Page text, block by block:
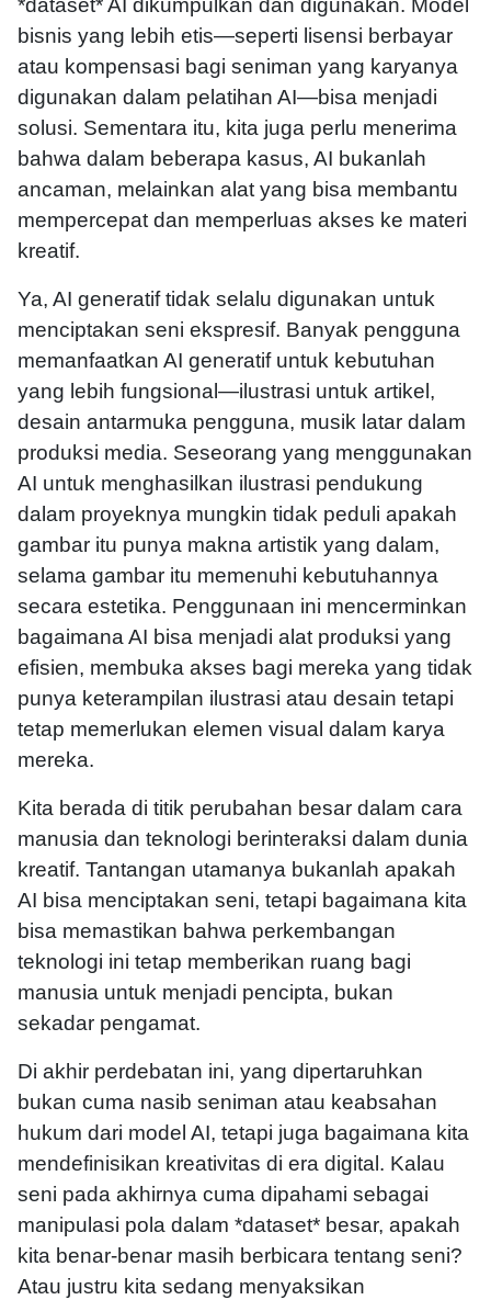
*dataset* AI dikumpulkan dan digunakan. Model
bisnis yang lebih etis—seperti lisensi berbayar
atau kompensasi bagi seniman yang karyanya
digunakan dalam pelatihan AI—bisa menjadi
solusi. Sementara itu, kita juga perlu menerima
bahwa dalam beberapa kasus, AI bukanlah
ancaman, melainkan alat yang bisa membantu
mempercepat dan memperluas akses ke materi
kreatif.
Ya, AI generatif tidak selalu digunakan untuk
menciptakan seni ekspresif. Banyak pengguna
memanfaatkan AI generatif untuk kebutuhan
yang lebih fungsional—ilustrasi untuk artikel,
desain antarmuka pengguna, musik latar dalam
produksi media. Seseorang yang menggunakan
AI untuk menghasilkan ilustrasi pendukung
dalam proyeknya mungkin tidak peduli apakah
gambar itu punya makna artistik yang dalam,
selama gambar itu memenuhi kebutuhannya
secara estetika. Penggunaan ini mencerminkan
bagaimana AI bisa menjadi alat produksi yang
efisien, membuka akses bagi mereka yang tidak
punya keterampilan ilustrasi atau desain tetapi
tetap memerlukan elemen visual dalam karya
mereka.
Kita berada di titik perubahan besar dalam cara
manusia dan teknologi berinteraksi dalam dunia
kreatif. Tantangan utamanya bukanlah apakah
AI bisa menciptakan seni, tetapi bagaimana kita
bisa memastikan bahwa perkembangan
teknologi ini tetap memberikan ruang bagi
manusia untuk menjadi pencipta, bukan
sekadar pengamat.
Di akhir perdebatan ini, yang dipertaruhkan
bukan cuma nasib seniman atau keabsahan
hukum dari model AI, tetapi juga bagaimana kita
mendefinisikan kreativitas di era digital. Kalau
seni pada akhirnya cuma dipahami sebagai
manipulasi pola dalam *dataset* besar, apakah
kita benar-benar masih berbicara tentang seni?
Atau justru kita sedang menyaksikan